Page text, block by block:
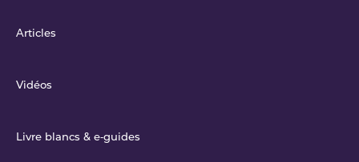
Articles
Vidéos
Livre blancs & e‑guides